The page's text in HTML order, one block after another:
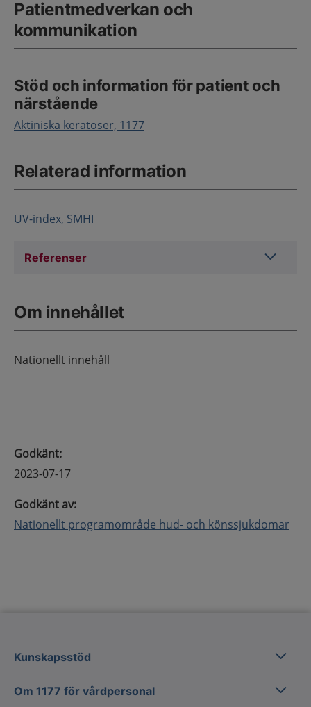
Patientmedverkan och
kommunikation
Stöd och information för patient och
närstående
Aktiniska keratoser, 1177
Relaterad information
UV-index, SMHI
Referenser
Om innehållet
Nationellt innehåll
Godkänt:
2023-07-17
Godkänt av:
Nationellt programområde hud- och könssjukdomar
Kunskapsstöd
Om 1177 för vårdpersonal Om